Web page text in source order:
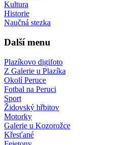
Kultura
Historie
Naučná stezka
Další menu
Plazíkovo digifoto
Z Galerie u Plazíka
Okolí Peruce
Fotbal na Peruci
Sport
Židovský hřbitov
Motorky
Galerie u Kozorožce
Křesťané